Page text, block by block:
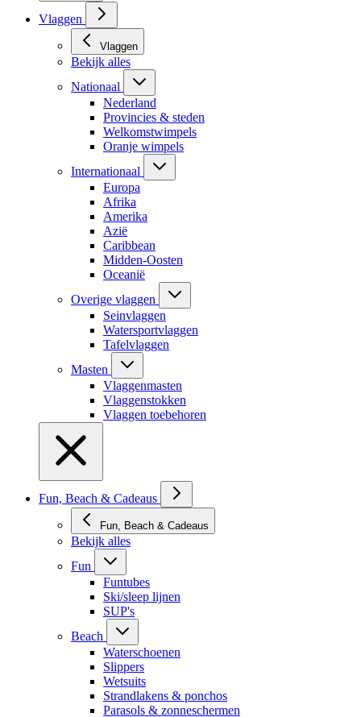
Vlaggen
Vlaggen
Bekijk alles
Nationaal
Nederland
Provincies & steden
Welkomstwimpels
Oranje wimpels
Internationaal
Europa
Afrika
Amerika
Azië
Caribbean
Midden-Oosten
Oceanië
Overige vlaggen
Seinvlaggen
Watersportvlaggen
Tafelvlaggen
Masten
Vlaggenmasten
Vlaggenstokken
Vlaggen toebehoren
Fun, Beach & Cadeaus
Fun, Beach & Cadeaus
Bekijk alles
Fun
Funtubes
Ski/sleep lijnen
SUP's
Beach
Waterschoenen
Slippers
Wetsuits
Strandlakens & ponchos
Parasols & zonneschermen